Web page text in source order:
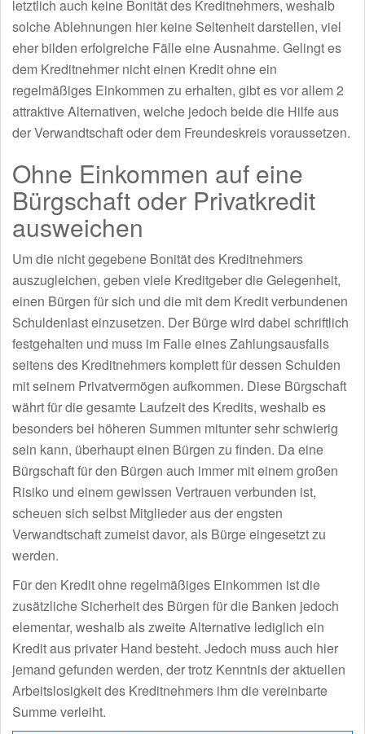
letztlich auch keine Bonität des Kreditnehmers, weshalb
solche Ablehnungen hier keine Seltenheit darstellen, viel
eher bilden erfolgreiche Fälle eine Ausnahme. Gelingt es
dem Kreditnehmer nicht einen Kredit ohne ein
regelmäßiges Einkommen zu erhalten, gibt es vor allem 2
attraktive Alternativen, welche jedoch beide die Hilfe aus
der Verwandtschaft oder dem Freundeskreis voraussetzen.
Ohne Einkommen auf eine
Bürgschaft oder Privatkredit
ausweichen
Um die nicht gegebene Bonität des Kreditnehmers
auszugleichen, geben viele Kreditgeber die Gelegenheit,
einen Bürgen für sich und die mit dem Kredit verbundenen
Schuldenlast einzusetzen. Der Bürge wird dabei schriftlich
festgehalten und muss im Falle eines Zahlungsausfalls
seitens des Kreditnehmers komplett für dessen Schulden
mit seinem Privatvermögen aufkommen. Diese Bürgschaft
währt für die gesamte Laufzeit des Kredits, weshalb es
besonders bei höheren Summen mitunter sehr schwierig
sein kann, überhaupt einen Bürgen zu finden. Da eine
Bürgschaft für den Bürgen auch immer mit einem großen
Risiko und einem gewissen Vertrauen verbunden ist,
scheuen sich selbst Mitglieder aus der engsten
Verwandtschaft zumeist davor, als Bürge eingesetzt zu
werden.
Für den Kredit ohne regelmäßiges Einkommen ist die
zusätzliche Sicherheit des Bürgen für die Banken jedoch
elementar, weshalb als zweite Alternative lediglich ein
Kredit aus privater Hand besteht. Jedoch muss auch hier
jemand gefunden werden, der trotz Kenntnis der aktuellen
Arbeitslosigkeit des Kreditnehmers ihm die vereinbarte
Summe verleiht.